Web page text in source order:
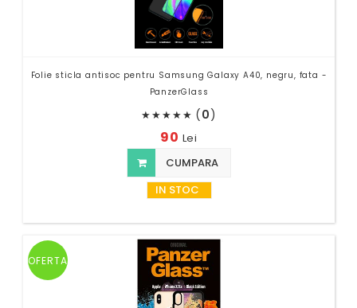
Folie sticla antisoc pentru Samsung Galaxy A40, negru, fata -
PanzerGlass
★★★★★ (0)
90 Lei
CUMPARA
IN STOC
OFERTA